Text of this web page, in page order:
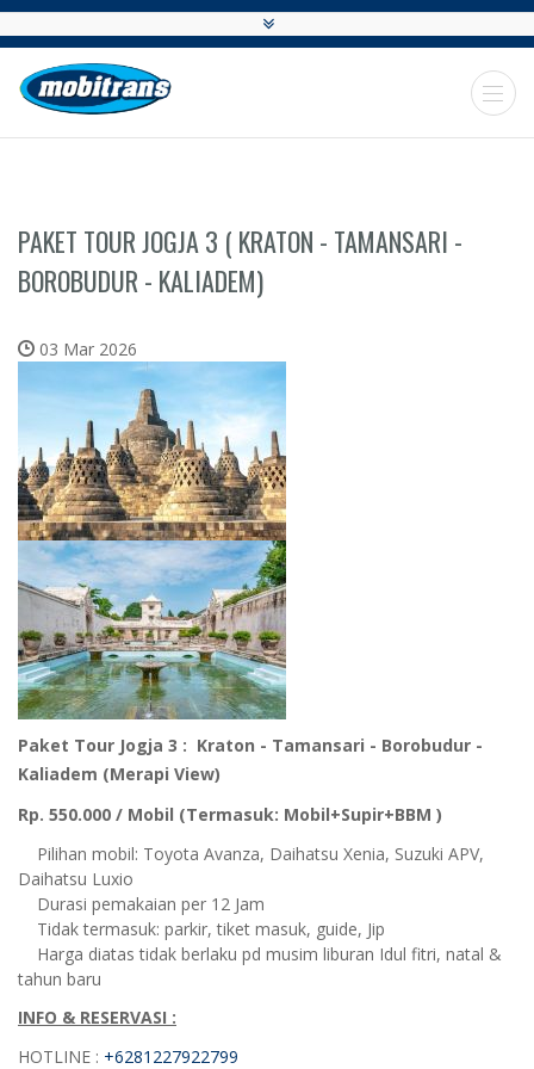
PAKET TOUR JOGJA 3 ( KRATON - TAMANSARI -
BOROBUDUR - KALIADEM)
03 Mar 2026
Paket Tour Jogja 3 : Kraton - Tamansari - Borobudur -
Kaliadem (Merapi View)
Rp. 550.000 / Mobil (Termasuk: Mobil+Supir+BBM )
Pilihan mobil: Toyota Avanza, Daihatsu Xenia, Suzuki APV,
Daihatsu Luxio
Durasi pemakaian per 12 Jam
Tidak termasuk: parkir, tiket masuk, guide, Jip
Harga diatas tidak berlaku pd musim liburan Idul fitri, natal &
tahun baru
INFO & RESERVASI :
HOTLINE : +6281227922799